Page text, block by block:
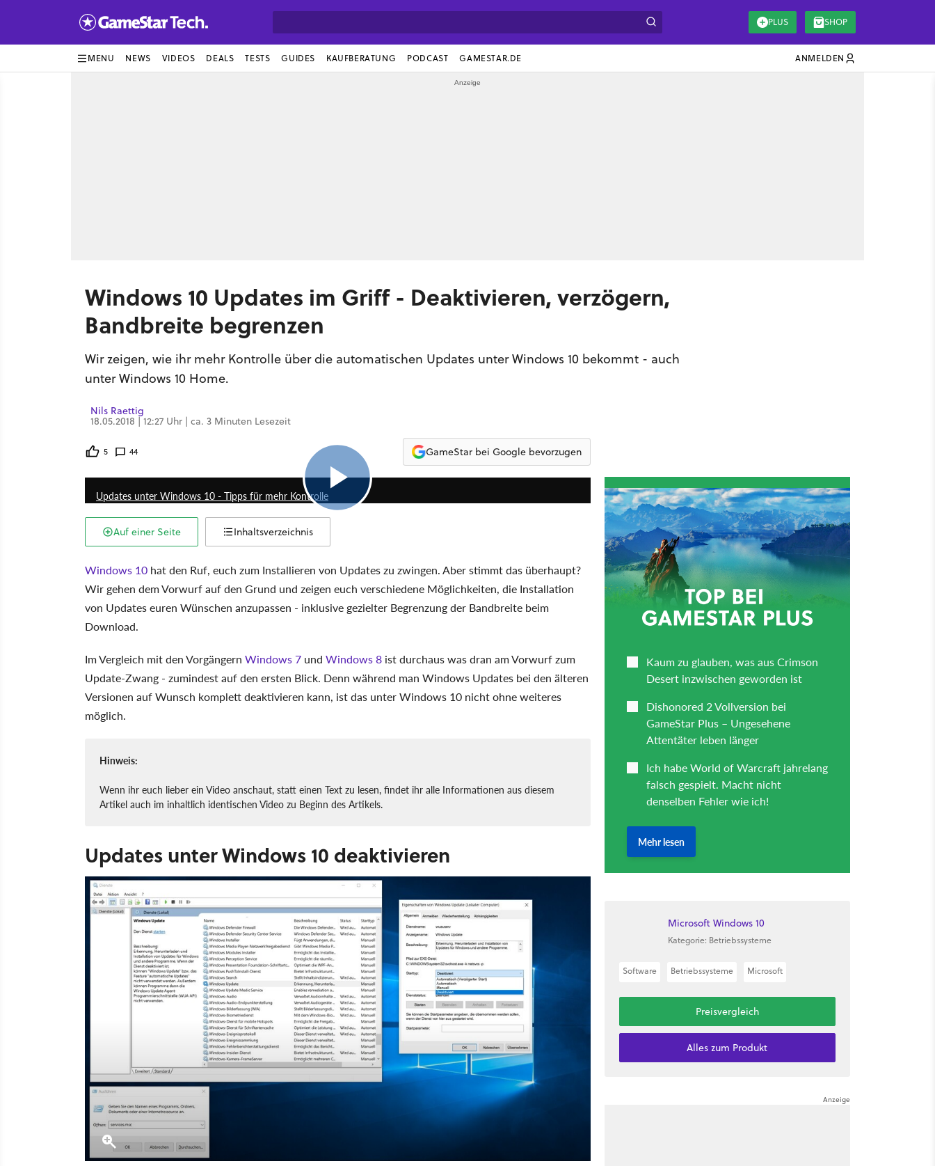
PLUS SHOP
MENU NEWS VIDEOS DEALS TESTS GUIDES KAUFBERATUNG PODCAST GAMESTAR.DE ANMELDEN
Windows 10 Updates im Griff - Deaktivieren, verzögern,
Bandbreite begrenzen
Wir zeigen, wie ihr mehr Kontrolle über die automatischen Updates unter Windows 10 bekommt - auch
unter Windows 10 Home.
Nils Raettig
18.05.2018 | 12:27 Uhr | ca. 3 Minuten Lesezeit
5 44 GameStar bei Google bevorzugen
5:15
Updates unter Windows 10 - Tipps für mehr Kontrolle
Auf einer Seite Inhaltsverzeichnis
Windows 10 hat den Ruf, euch zum Installieren von Updates zu zwingen. Aber stimmt das überhaupt?
Wir gehen dem Vorwurf auf den Grund und zeigen euch verschiedene Möglichkeiten, die Installation
von Updates euren Wünschen anzupassen - inklusive gezielter Begrenzung der Bandbreite beim
Download.
Im Vergleich mit den Vorgängern Windows 7 und Windows 8 ist durchaus was dran am Vorwurf zum
Update-Zwang - zumindest auf den ersten Blick. Denn während man Windows Updates bei den älteren
Versionen auf Wunsch komplett deaktivieren kann, ist das unter Windows 10 nicht ohne weiteres
möglich.
Hinweis:
Wenn ihr euch lieber ein Video anschaut, statt einen Text zu lesen, findet ihr alle Informationen aus diesem
Artikel auch im inhaltlich identischen Video zu Beginn des Artikels.
Updates unter Windows 10 deaktivieren
Microsoft Windows 10
Kategorie: Betriebssysteme
Software Betriebssysteme Microsoft
Preisvergleich
Alles zum Produkt